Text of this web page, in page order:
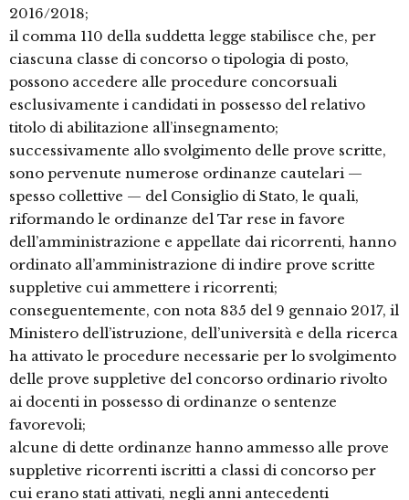
2016/2018;
il comma 110 della suddetta legge stabilisce che, per
ciascuna classe di concorso o tipologia di posto,
possono accedere alle procedure concorsuali
esclusivamente i candidati in possesso del relativo
titolo di abilitazione all’insegnamento;
successivamente allo svolgimento delle prove scritte,
sono pervenute numerose ordinanze cautelari —
spesso collettive — del Consiglio di Stato, le quali,
riformando le ordinanze del Tar rese in favore
dell’amministrazione e appellate dai ricorrenti, hanno
ordinato all’amministrazione di indire prove scritte
suppletive cui ammettere i ricorrenti;
conseguentemente, con nota 835 del 9 gennaio 2017, il
Ministero dell’istruzione, dell’università e della ricerca
ha attivato le procedure necessarie per lo svolgimento
delle prove suppletive del concorso ordinario rivolto
ai docenti in possesso di ordinanze o sentenze
favorevoli;
alcune di dette ordinanze hanno ammesso alle prove
suppletive ricorrenti iscritti a classi di concorso per
cui erano stati attivati, negli anni antecedenti